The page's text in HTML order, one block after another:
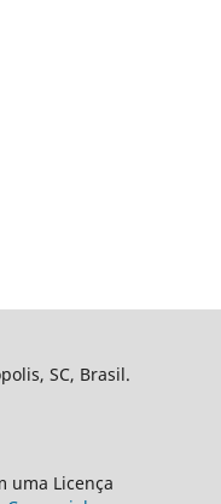
SC, Brasil.
uma Licença